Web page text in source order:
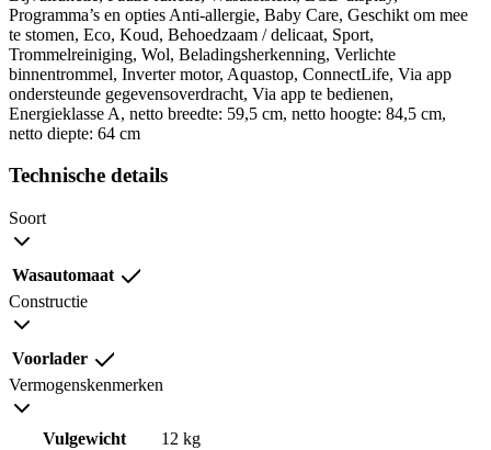
Programma’s en opties Anti-allergie, Baby Care, Geschikt om mee
te stomen, Eco, Koud, Behoedzaam / delicaat, Sport,
Trommelreiniging, Wol, Beladingsherkenning, Verlichte
binnentrommel, Inverter motor, Aquastop, ConnectLife, Via app
ondersteunde gegevensoverdracht, Via app te bedienen,
Energieklasse A, netto breedte: 59,5 cm, netto hoogte: 84,5 cm,
netto diepte: 64 cm
Technische details
Soort
Wasautomaat
Constructie
Voorlader
Vermogenskenmerken
Vulgewicht
12 kg